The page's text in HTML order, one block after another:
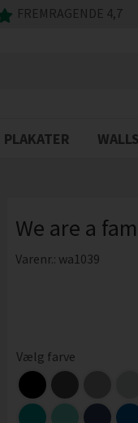
FREMRAGENDE 4,7
PLAKATER
We are a
Varenr.: wa1039
Vælg farve